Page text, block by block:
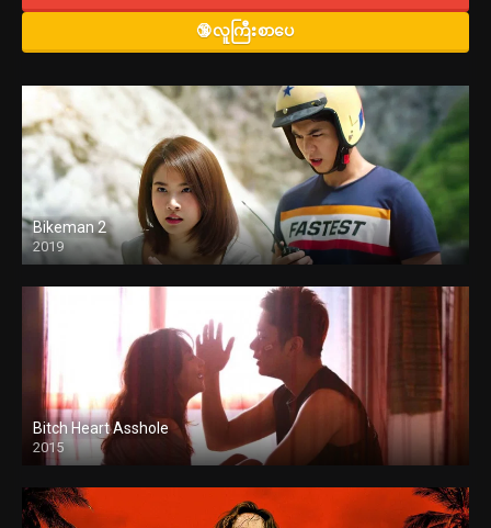
🔞လူကြီးစာပေ
Bikeman 2
2019
Bitch Heart Asshole
2015